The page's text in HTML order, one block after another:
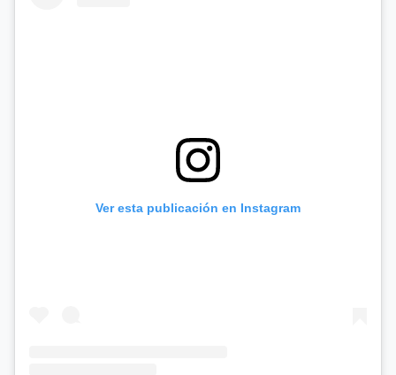
Ver esta publicación en Instagram